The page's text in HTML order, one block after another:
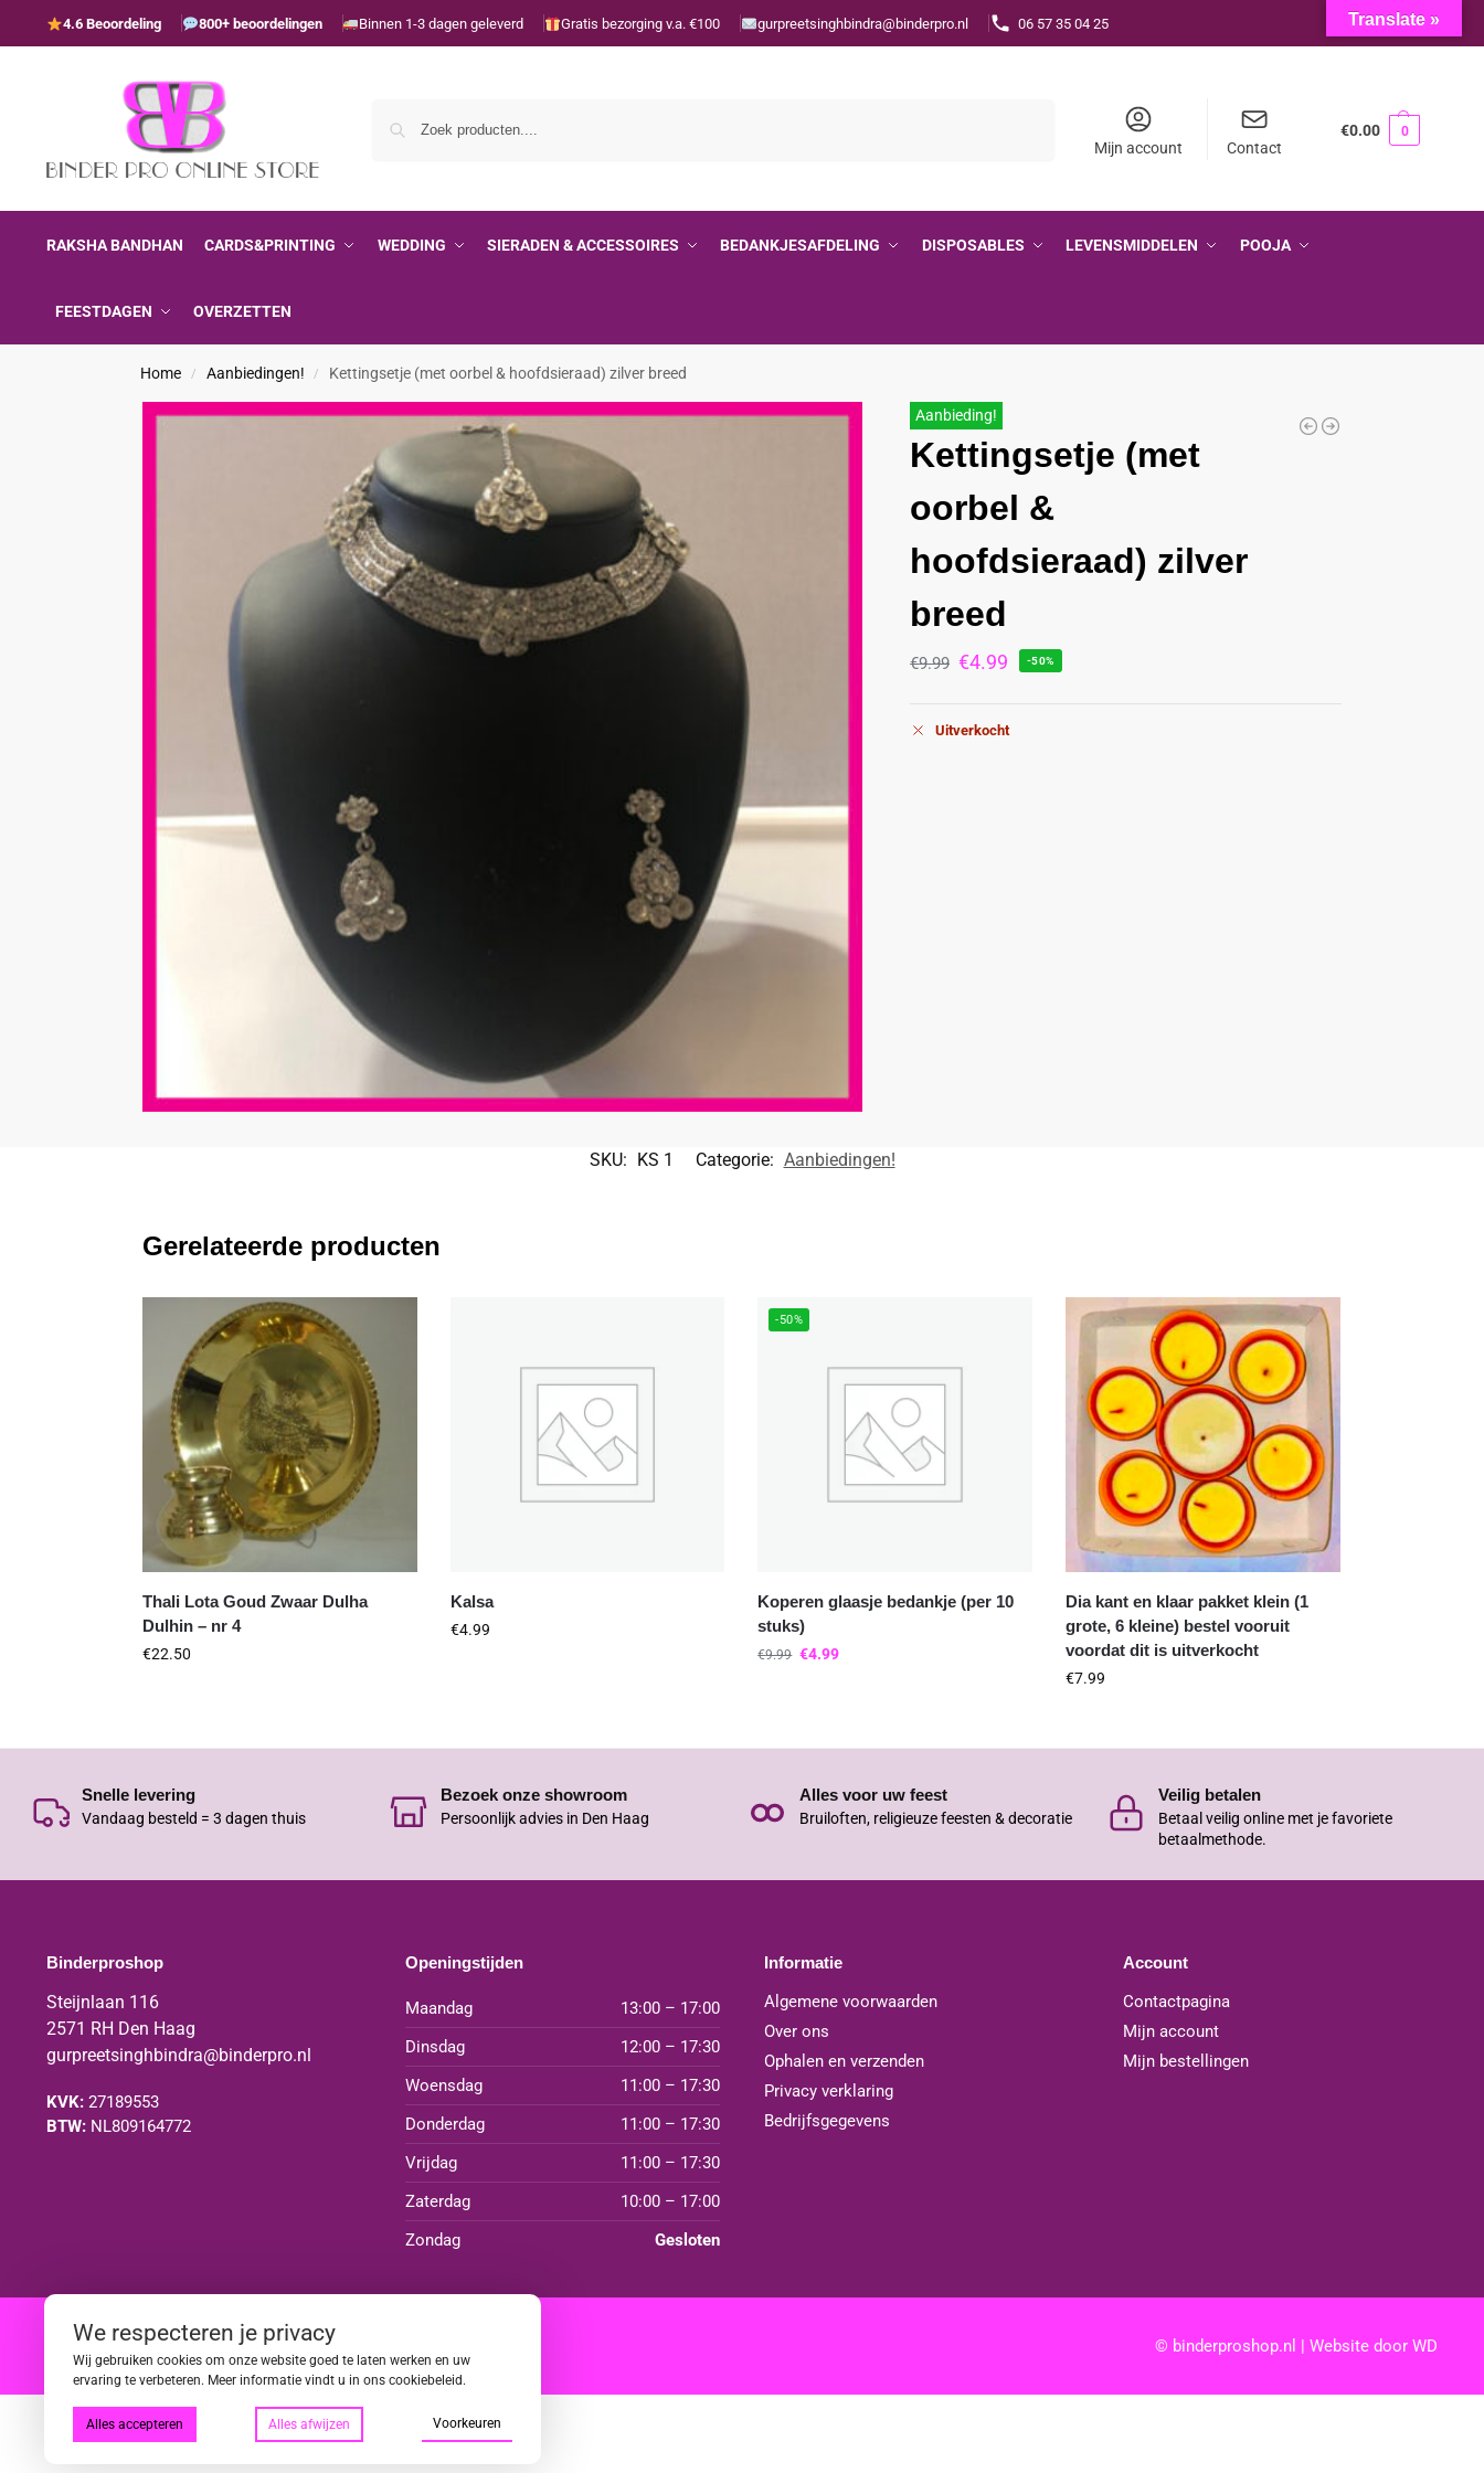
4.6 Beoordeling 800+ beoordelingen Binnen 1-3 dagen geleverd Gratis bezorging v.a. €100 gurpreetsinghbindra@binderpro.nl 06 57 35 04 25
Mijn account Contact
€0.00 0
RAKSHA BANDHAN CARDS&PRINTING WEDDING SIERADEN & ACCESSOIRES BEDANKJESAFDELING DISPOSABLES LEVENSMIDDELEN POOJA
FEESTDAGEN OVERZETTEN
Home / Aanbiedingen! / Kettingsetje (met oorbel & hoofdsieraad) zilver breed
Aanbieding!
Kettingsetje (met
oorbel &
hoofdsieraad) zilver
breed
€9.99 €4.99 -50%
Uitverkocht
SKU: KS 1 Categorie: Aanbiedingen!
Gerelateerde producten
Thali Lota Goud Zwaar Dulha
Dulhin – nr 4
€22.50
Kalsa
€4.99
-50%
Koperen glaasje bedankje (per 10
stuks)
€9.99 €4.99
Dia kant en klaar pakket klein (1
grote, 6 kleine) bestel vooruit
voordat dit is uitverkocht
€7.99
Snelle levering
Vandaag besteld = 3 dagen thuis
Bezoek onze showroom
Persoonlijk advies in Den Haag
Alles voor uw feest
Bruiloften, religieuze feesten & decoratie
Veilig betalen
Betaal veilig online met je favoriete
betaalmethode.
Binderproshop
Steijnlaan 116
2571 RH Den Haag
gurpreetsinghbindra@binderpro.nl
KVK:27189553
BTW:NL809164772
Openingstijden
Maandag
13:00 – 17:00
Dinsdag
12:00 – 17:30
Woensdag
11:00 – 17:30
Donderdag
11:00 – 17:30
Vrijdag
11:00 – 17:30
Zaterdag
10:00 – 17:00
Zondag
Gesloten
Informatie
Algemene voorwaarden
Over ons
Ophalen en verzenden
Privacy verklaring
Bedrijfsgegevens
Account
Contactpagina
Mijn account
Mijn bestellingen
| | © binderproshop.nl | Website doorWD
Translate »
We respecteren je privacy
Wij gebruiken cookies om onze website goed te laten werken en uw
ervaring te verbeteren. Meer informatie vindt u in ons cookiebeleid.
Alles accepteren Alles afwijzen Voorkeuren